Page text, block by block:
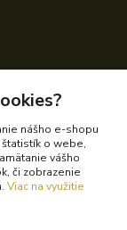
nášho e-shopu
o webe,
vášho
či zobrazenie
Viac na využitie